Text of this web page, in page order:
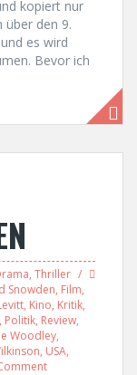
kopiert nur
über den 9.
es wird
Bevor ich
, Thriller
Snowden, Film,
, Kino, Kritik,
, Politik, Review,
Woodley,
, USA,